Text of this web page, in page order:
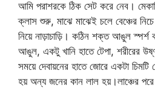
আমি পরাশরকে ঠিক সেট করে নেব।
ক্লাস শুরু, মাঝে মাঝেই চলে বেঞ্চের
নিয়ে নাড়াচাড়ি। কঠিন শক্ত আঙুল স্পর্শ
আঙুল, একটু খানি হাতে টেপা, শরীরের
সময়ে দেবায়নের হাতে জোরে একটা
হয় অন্য জনের কান লাল হয়।লাঞ্চের পরে